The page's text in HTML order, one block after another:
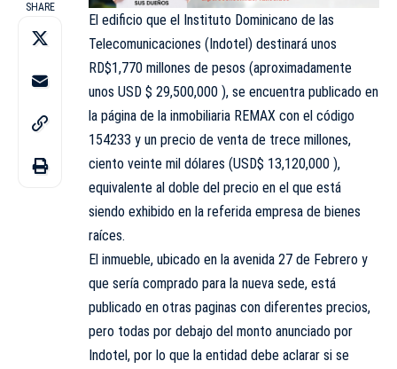
SHARE
El edificio que el Instituto Dominicano de las
Telecomunicaciones (Indotel) destinará unos
RD$1,770 millones de pesos (aproximadamente
unos USD $ 29,500,000 ), se encuentra publicado en
la página de la inmobiliaria REMAX con el código
154233 y un precio de venta de trece millones,
ciento veinte mil dólares (USD$ 13,120,000 ),
equivalente al doble del precio en el que está
siendo exhibido en la referida empresa de bienes
raíces.
El inmueble, ubicado en la avenida 27 de Febrero y
que sería comprado para la nueva sede, está
publicado en otras paginas con diferentes precios,
pero todas por debajo del monto anunciado por
Indotel, por lo que la entidad debe aclarar si se